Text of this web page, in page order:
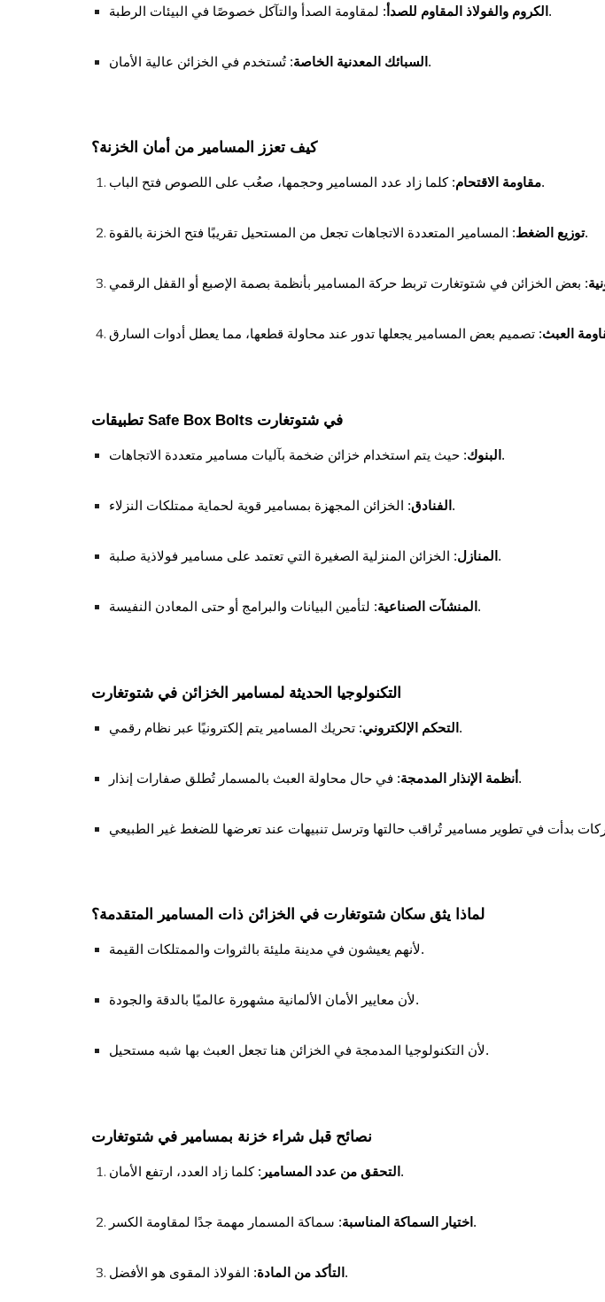
الكروم والفولاذ المقاوم للصدأ : لمقاومة الصدأ والتآكل خصوصًا في البيئات الرطبة.
السبائك المعدنية الخاصة : تُستخدم في الخزائن عالية الأمان.
كيف تعزز المسامير من أمان الخزنة؟
مقاومة الاقتحام: كلما زاد عدد المسامير وحجمها، صعُب على اللصوص فتح الباب.
توزيع الضغط: المسامير المتعددة الاتجاهات تجعل من المستحيل تقريبًا فتح الخزنة بالقوة.
العبث
تطبيقات Safe Box Bolts في شتوتغارت
البنوك : حيث يتم استخدام خزائن ضخمة بآليات مسامير متعددة الاتجاهات.
الفنادق : الخزائن المجهزة بمسامير قوية لحماية ممتلكات النزلاء.
المنازل : الخزائن المنزلية الصغيرة التي تعتمد على مسامير فولاذية صلبة.
المنشآت الصناعية : لتأمين البيانات والبرامج أو حتى المعادن النفيسة.
التكنولوجيا الحديثة لمسامير الخزائن في شتوتغارت
التحكم الإلكتروني : تحريك المسامير يتم إلكترونيًا عبر نظام رقمي.
أنظمة الإنذار المدمجة: في حال محاولة العبث بالمسمار تُطلق صفارات إنذار.
لماذا يثق سكان شتوتغارت في الخزائن ذات المسامير المتقدمة؟
لأنهم يعيشون في مدينة مليئة بالثروات والممتلكات القيمة.
لأن معايير الأمان الألمانية مشهورة عالميًا بالدقة والجودة.
لأن التكنولوجيا المدمجة في الخزائن هنا تجعل العبث بها شبه مستحيل.
نصائح قبل شراء خزنة بمسامير في شتوتغارت
التحقق من عدد المسامير : كلما زاد العدد، ارتفع الأمان.
اختيار السماكة المناسبة : سماكة المسمار مهمة جدًا لمقاومة الكسر.
التأكد من المادة : الفولاذ المقوى هو الأفضل.